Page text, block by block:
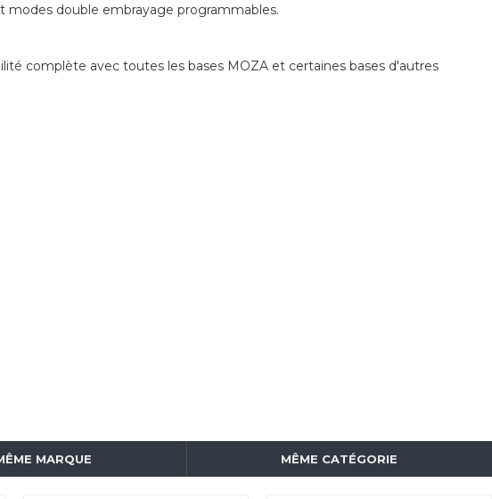
double embrayage programmables.
complète avec toutes les bases MOZA et certaines bases d'autres
MARQUE MÊME CATÉGORIE